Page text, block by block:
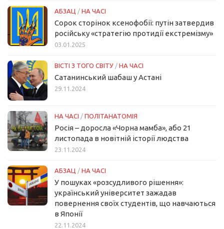
АБЗАЦ / НА ЧАСІ
Сорок сторінок ксенофобії: путін затвердив
російську «стратегію протидії екстремізму»
03.01.2025
ВІСТІ З ТОГО СВІТУ / НА ЧАСІ
Сатанинський шабаш у Астані
29.11.2024
НА ЧАСІ / ПОЛІТАНАТОМІЯ
Росія – доросла «Чорна мамба», або 21
листопада в новітній історії людства
23.11.2024
АБЗАЦ / НА ЧАСІ
У пошуках «розсудливого рішення»:
український університет зажадав
повернення своїх студентів, що навчаються
в Японії
22.11.2024